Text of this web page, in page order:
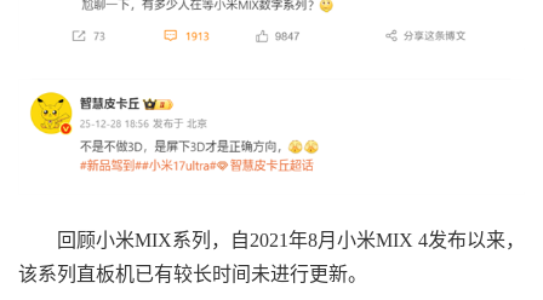
回顾小米MIX系列，自2021年8月小米MIX 4发布以来，
该系列直板机已有较长时间未进行更新。